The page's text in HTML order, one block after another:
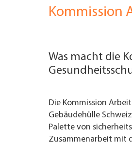
JOBS & KARRIERE
FACHZEITSCHRIFT
Kommission
Was macht die
Die Kommission
Gebäudehülle
Palette von
Zusammenarbeit mit